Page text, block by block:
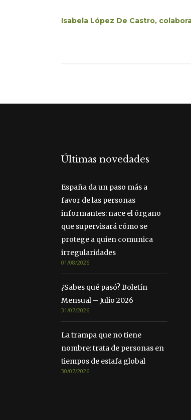
Isabela López De Castro,
Últimas novedades
España da un paso más a
favor de las personas
informantes: nace el órgano
que supervisará cómo se
protege a quien comunica
irregularidades
01/08/2026
¿Sabes qué pasó? Boletín
Mensual – Julio 2026
31/07/2026
La trampa que no tiene
nombre: trata de personas en
tiempos de estafa global
30/07/2026